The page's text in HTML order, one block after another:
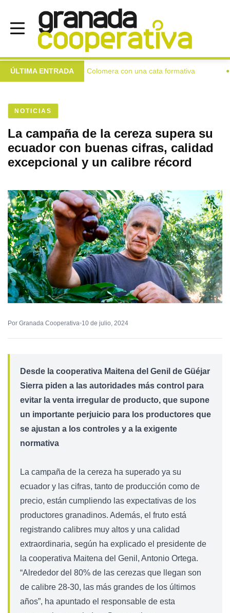
ÚLTIMA ENTRADA
a las mujeres de Colomera con una cata formativa
NOTICIAS
La campaña de la cereza supera su
ecuador con buenas cifras, calidad
excepcional y un calibre récord
Por Granada Cooperativa 10 de julio, 2024
Desde la cooperativa Maitena del Genil de Güéjar
Sierra piden a las autoridades más control para
evitar la venta irregular de producto, que supone
un importante perjuicio para los productores que
se ajustan a los controles y a la exigente
normativa
La campaña de la cereza ha superado ya su
ecuador y las cifras, tanto de producción como de
precio, están cumpliendo las expectativas de los
productores granadinos. Además, el fruto está
registrando calibres muy altos y una calidad
extraordinaria, según ha explicado el presidente de
la cooperativa Maitena del Genil, Antonio Ortega.
“Alrededor del 80% de las cerezas que llegan son
de calibre 28-30, las más grandes de los últimos
años”, ha apuntado el responsable de esta